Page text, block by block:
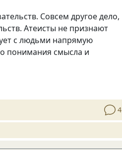
Совсем другое дело,
Атеисты не признают
с людьми напрямую
понимания смысла и
4